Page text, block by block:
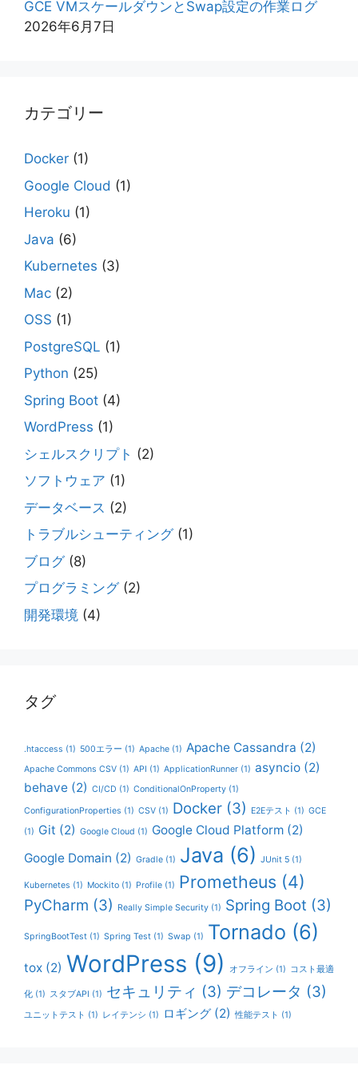
GCE VMスケールダウンとSwap設定の作業ログ
2026年6月7日
カテゴリー
Docker (1)
Google Cloud (1)
Heroku (1)
Java (6)
Kubernetes (3)
Mac (2)
OSS (1)
PostgreSQL (1)
Python (25)
Spring Boot (4)
WordPress (1)
シェルスクリプト (2)
ソフトウェア (1)
データベース (2)
トラブルシューティング(1)
ブログ(8)
プログラミング(2)
開発環境 (4)
タグ
.htaccess (1) 500エラー (1) Apache (1) Apache Cassandra (2)
Apache Commons CSV (1) API (1) ApplicationRunner (1) asyncio (2)
behave (2) CI/CD (1) ConditionalOnProperty (1)
ConfigurationProperties (1) CSV (1) Docker (3) E2Eテスト (1) GCE
(1) Git (2) Google Cloud (1) Google Cloud Platform (2)
Google Domain (2) Gradle (1) Java (6) JUnit 5 (1)
Kubernetes (1) Mockito (1) Profile (1) Prometheus (4)
PyCharm (3) Really Simple Security (1) Spring Boot (3)
SpringBootTest (1) Spring Test (1) Swap (1) Tornado (6)
tox (2) WordPress (9) オフライン (1) コスト最適
化 (1) スタブAPI (1) セキュリティ (3) デコレータ (3)
ユニットテスト (1) レイテンシ (1) ロギング (2) 性能テスト (1)